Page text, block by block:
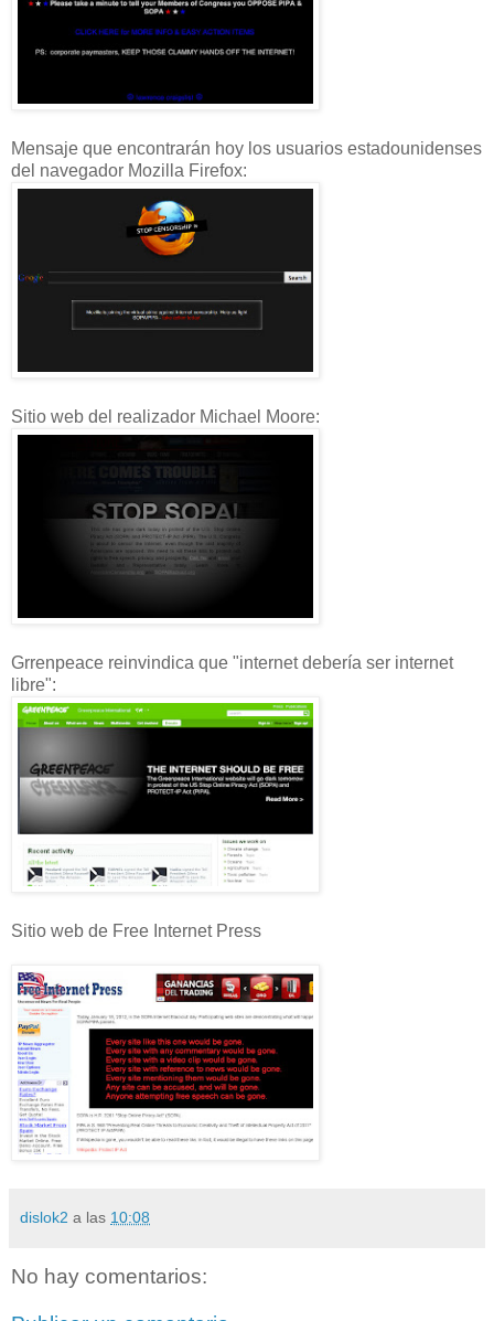
Mensaje que encontrarán hoy los usuarios estadounidenses
del navegador Mozilla Firefox:
Sitio web del realizador Michael Moore:
Grrenpeace reinvindica que "internet debería ser internet
libre":
Sitio web de Free Internet Press
dislok2 a las 10:08
No hay comentarios: